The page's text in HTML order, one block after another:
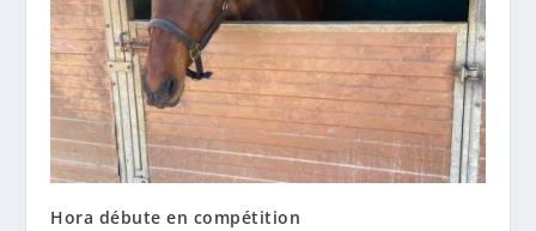
Hora débute en compétition